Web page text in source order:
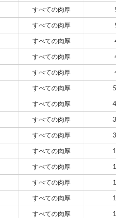
すべての肉厚
すべての肉厚
すべての肉厚
すべての肉厚
すべての肉厚
すべての肉厚
すべての肉厚
すべての肉厚
すべての肉厚
すべての肉厚
すべての肉厚
すべての肉厚
すべての肉厚
すべての肉厚